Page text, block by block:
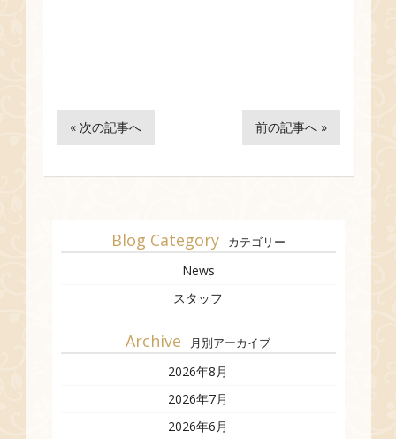
« 次の記事へ 前の記事へ »
Blog Category カテゴリー
News
スタッフ
Archive 月別アーカイブ
2026年8月
2026年7月
2026年6月